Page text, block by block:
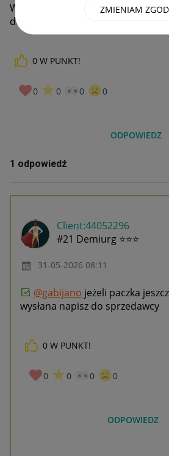
ZMIENIAM
W czasie zakupu pomyliłem adres
dostarczenia przesyłki
0 W PUNKT!
0 0 0 0
ODPOWIEDZ
1 odpowiedź
Client:44052296
#21 Demiurg ⭐⭐⭐
‎31-05-2026 08:11
@gabijano jeżeli paczka
wysłana napisz do sprzedawcy
0 W PUNKT!
0 0 0 0
ODPOWIEDZ